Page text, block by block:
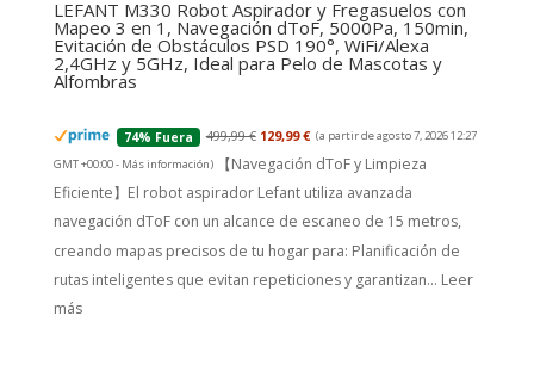
LEFANT M330 Robot Aspirador y Fregasuelos con
Mapeo 3 en 1, Navegación dToF, 5000Pa, 150min,
Evitación de Obstáculos PSD 190°, WiFi/Alexa
2,4GHz y 5GHz, Ideal para Pelo de Mascotas y
Alfombras
74% Fuera 499,99 € 129,99 € (a partir de agosto 7, 2026 12:27
GMT +00:00 - Más información)
【Navegación dToF y Limpieza
Eficiente】El robot aspirador Lefant utiliza avanzada
navegación dToF con un alcance de escaneo de 15 metros,
creando mapas precisos de tu hogar para: Planificación de
rutas inteligentes que evitan repeticiones y garantizan... Leer
más